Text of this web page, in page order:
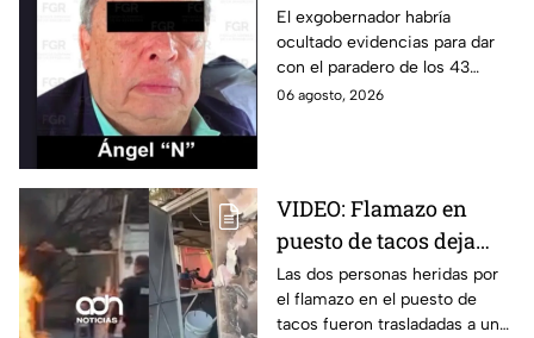
clave y amenazas a
testigos por parte de
exgobernador Ángel
Aguirre: FGR
El exgobernador habría
ocultado evidencias para dar
con el paradero de los 43
estudiantes desaparecidos de
06 agosto, 2026
VIDEO: Flamazo en
puesto de tacos deja
dos heridos en CDMX
Las dos personas heridas por
el flamazo en el puesto de
tacos fueron trasladadas a un